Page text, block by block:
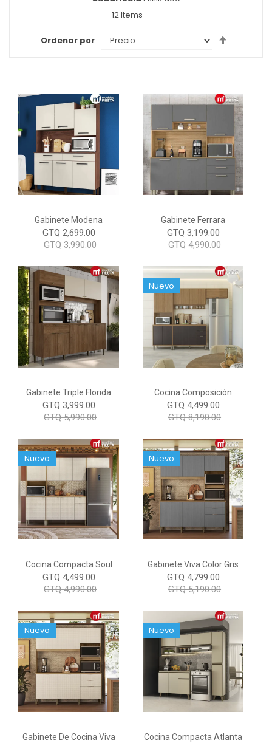
como
12Items
Ordenar por
Gabinete Modena
GTQ 2,699.00
GTQ 3,990.00
Gabinete Ferrara
GTQ 3,199.00
GTQ 4,990.00
Gabinete Triple Florida
GTQ 3,999.00
GTQ 5,990.00
Cocina Composición
Nuevo
GTQ 4,499.00
GTQ 8,190.00
Cocina Compacta Soul
Nuevo
GTQ 4,499.00
GTQ 4,990.00
Gabinete Viva Color Gris
Nuevo
GTQ 4,799.00
GTQ 5,190.00
Gabinete De Cocina Viva
Nuevo
Cocina Compacta Atlanta
Nuevo